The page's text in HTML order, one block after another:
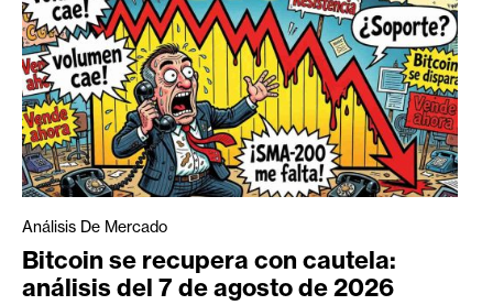
Análisis De Mercado
Bitcoin se recupera con cautela:
análisis del 7 de agosto de 2026